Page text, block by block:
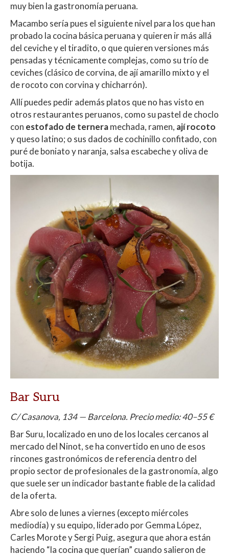
muy bien la gastronomía peruana.
Macambo sería pues el siguiente nivel para los que han
probado la cocina básica peruana y quieren ir más allá
del ceviche y el tiradito, o que quieren versiones más
pensadas y técnicamente complejas, como su trío de
ceviches (clásico de corvina, de ají amarillo mixto y el
de rocoto con corvina y chicharrón).
Allí puedes pedir además platos que no has visto en
otros restaurantes peruanos, como su pastel de choclo
con estofado de terneramechada, ramen, ají rocoto
y queso latino; o sus dados de cochinillo confitado, con
puré de boniato y naranja, salsa escabeche y oliva de
botija.
Bar Suru
C/ Casanova, 134 — Barcelona. Precio medio: 40–55 €
Bar Suru, localizado en uno de los locales cercanos al
mercado del Ninot, se ha convertido en uno de esos
rincones gastronómicos de referencia dentro del
propio sector de profesionales de la gastronomía, algo
que suele ser un indicador bastante fiable de la calidad
de la oferta.
Abre solo de lunes a viernes (excepto miércoles
mediodía) y su equipo, liderado por Gemma López,
Carles Morote y Sergi Puig, asegura que ahora están
haciendo “la cocina que querían” cuando salieron de